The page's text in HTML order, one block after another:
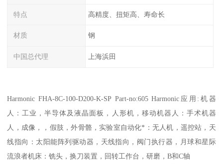
特点 高精度、扭矩高、寿命长
材质 钢
中国总代理 上海浜田
Harmonic FHA-8C-100-D200-K-SP Part-no:605 Harmonic应用:机器
人：工业，半导体及液晶面板，人形机，移动机器人：手术机器
人，成像，，假肢，外骨骼，实验室自动化*：无人机，遥控站，天
线指向：太阳能阵列驱动器，天线指向，阀门执行器，月球和星际
流浪者机床：铣头，换刀装置，回转工作台，研磨，B和C轴